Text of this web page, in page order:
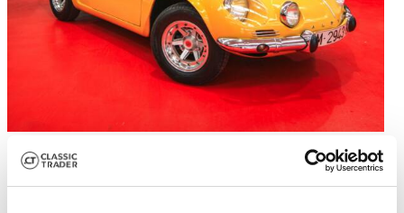
1976 | Alpine A 110 1300